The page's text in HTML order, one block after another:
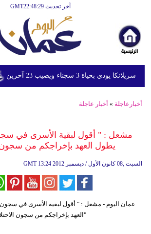
آخر تحديث GMT22:48:29
بحياة 3 سجناء ويصيب 23 آخرين
أخبارعاجلة » أخبار عاجلة
مشعل : " أقول لبقية الأسرى في
يطول العهد بإخراجكم من سجون
GMT 13:24 2012 السبت ,08 كانون الأول / ديسمبر